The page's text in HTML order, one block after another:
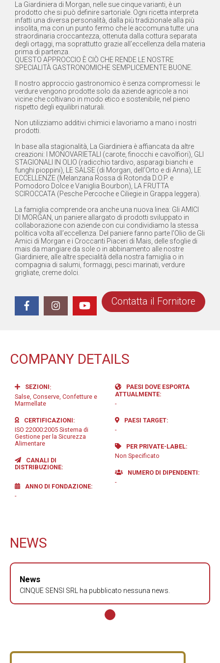
La Giardiniera di Morgan, nelle sue cinque varianti, è un
prodotto che si può definire sartoriale. Ogni ricetta interpreta
infatti una diversa personalità, dalla più tradizionale alla più
insolita, ma con un punto fermo che le accomuna tutte: una
straordinaria croccantezza, ottenuta dalla cottura separata
degli ortaggi, ma soprattutto grazie all’eccellenza della materia
prima di partenza.
QUESTO APPROCCIO È CIÒ CHE RENDE LE NOSTRE
SPECIALITÀ GASTRONOMICHE SEMPLICEMENTE BUONE.
Il nostro approccio gastronomico è senza compromessi: le
verdure vengono prodotte solo da aziende agricole a noi
vicine che coltivano in modo etico e sostenibile, nel pieno
rispetto degli equilibri naturali.
Non utilizziamo additivi chimici e lavoriamo a mano i nostri
prodotti.
In base alla stagionalità, La Giardiniera è affiancata da altre
creazioni: I MONOVARIETALI (carote, finocchi e cavolfiori), GLI
STAGIONALI IN OLIO (radicchio tardivo, asparagi bianchi e
funghi pioppini), LE SALSE (di Morgan, dell’Orto e di Anna), LE
ECCELLENZE (Melanzana Rossa di Rotonda D.O.P. e
Pomodoro Dolce e Vaniglia Bourbon), LA FRUTTA
SCIROCCATA (Pesche Percoche e Ciliegie in Grappa leggera).
La famiglia comprende ora anche una nuova linea: Gli AMICI
DI MORGAN, un paniere allargato di prodotti sviluppato in
collaborazione con aziende con cui condividiamo la stessa
politica volta all’eccellenza. Del paniere fanno parte l'Olio de Gli
Amici di Morgan e i Croccanti Piaceri di Mais, delle sfoglie di
mais da mangiare da sole o in abbinamento alle nostre
Giardiniere, alle altre specialità della nostra famiglia o in
compagnia di salumi, formaggi, pesci marinati, verdure
grigliate, creme dolci.
Contatta il Fornitore
COMPANY DETAILS
SEZIONI
Salse, Conserve, Confetture e
Marmellate
CERTIFICAZIONI
ISO 22000:2005 Sistema di
Gestione per la Sicurezza
Alimentare
CANALI DI
DISTRIBUZIONE
ANNO DI FONDAZIONE
-
PAESI DOVE ESPORTA
ATTUALMENTE
-
PAESI TARGET
-
PER PRIVATE-LABEL
Non Specificato
NUMERO DI DIPENDENTI
-
NEWS
News
CINQUE SENSI SRL ha pubblicato nessuna news.